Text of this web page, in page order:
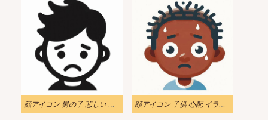
顔アイコン 男の子 悲しい イラスト 白黒 顔アイコン 子供 心配 イラスト 無料